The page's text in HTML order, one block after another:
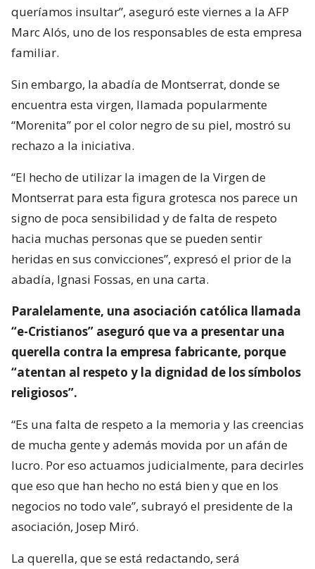
queríamos insultar”, aseguró este viernes a la AFP
Marc Alós, uno de los responsables de esta empresa
familiar.
Sin embargo, la abadía de Montserrat, donde se
encuentra esta virgen, llamada popularmente
“Morenita” por el color negro de su piel, mostró su
rechazo a la iniciativa.
“El hecho de utilizar la imagen de la Virgen de
Montserrat para esta figura grotesca nos parece un
signo de poca sensibilidad y de falta de respeto
hacia muchas personas que se pueden sentir
heridas en sus convicciones”, expresó el prior de la
abadía, Ignasi Fossas, en una carta.
Paralelamente, una asociación católica llamada
“e-Cristianos” aseguró que va a presentar una
querella contra la empresa fabricante, porque
“atentan al respeto y la dignidad de los símbolos
religiosos”.
“Es una falta de respeto a la memoria y las creencias
de mucha gente y además movida por un afán de
lucro. Por eso actuamos judicialmente, para decirles
que eso que han hecho no está bien y que en los
negocios no todo vale”, subrayó el presidente de la
asociación, Josep Miró.
La querella, que se está redactando, será